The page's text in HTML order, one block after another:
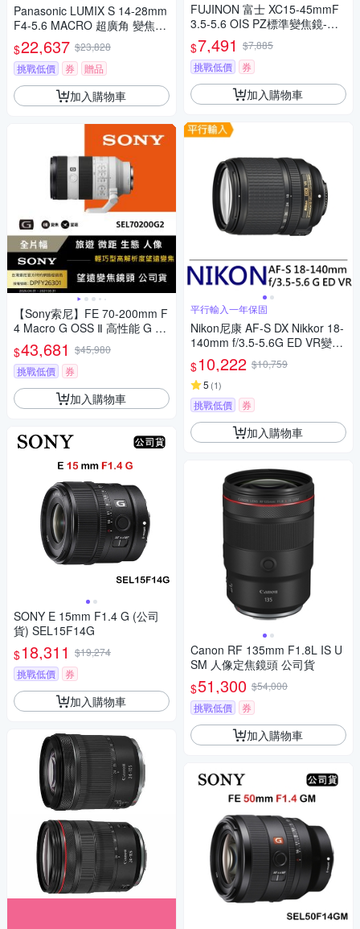
Panasonic LUMIX S 14-28mm
F4-5.6 MACRO 超廣角 變焦鏡
頭 公司貨 S-R1428
$22,637 $23,828
挑戰低價
券 贈品
加入購物車
【Sony索尼】FE 70-200mm F
4 Macro G OSS Ⅱ 高性能 G 系
列望遠變焦鏡頭 SEL70200G2
(公司貨 保固24個月)
$43,681 $45,980
挑戰低價
券
加入購物車
SONY E 15mm F1.4 G (公司
貨) SEL15F14G
$18,311 $19,274
挑戰低價
券
加入購物車
FUJINON 富士 XC15-45mmF
3.5-5.6 OIS PZ標準變焦鏡-拆
鏡*(平行輸入)
$7,491 $7,885
挑戰低價
券
加入購物車
平行輸入一年保固
Nikon尼康 AF-S DX Nikkor 18-
140mm f/3.5-5.6G ED VR變焦
鏡*(平行輸入)
$10,222 $10,759
5 (1)
挑戰低價 券
加入購物車
Canon RF 135mm F1.8L IS U
SM 人像定焦鏡頭 公司貨
$51,300 $54,000
挑戰低價
券
加入購物車